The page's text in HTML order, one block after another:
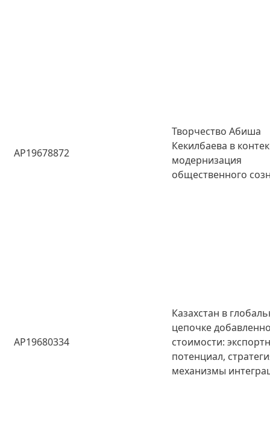
AP19678872
Творчество Абиша
Кекилбаева в
модернизация
общественного
AP19680334
Казахстан в
цепочке
стоимости:
потенциал,
механизмы